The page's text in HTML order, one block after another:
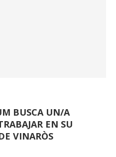
BUSCA UN/A
EN SU
VINARÒS